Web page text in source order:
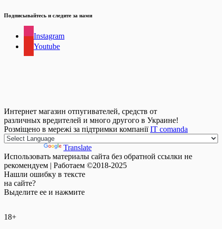
Подписывайтесь и следите за нами
Instagram
Youtube
Интернет магазин отпугивателей, средств от
различных вредителей и много другого в Украине!
Розміщено в мережі за підтримки компаніїIT comanda
Translate
Использовать материалы сайта без обратной ссылки не
рекомендуем | Работаем ©2018-2025
Нашли ошибку в тексте
на сайте?
Выделите ее и нажмите
18+